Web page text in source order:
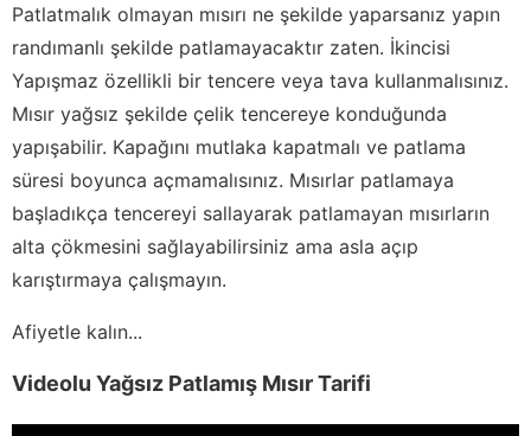
Patlatmalık olmayan mısırı ne şekilde yaparsanız yapın
randımanlı şekilde patlamayacaktır zaten. İkincisi
Yapışmaz özellikli bir tencere veya tava kullanmalısınız.
Mısır yağsız şekilde çelik tencereye konduğunda
yapışabilir. Kapağını mutlaka kapatmalı ve patlama
süresi boyunca açmamalısınız. Mısırlar patlamaya
başladıkça tencereyi sallayarak patlamayan mısırların
alta çökmesini sağlayabilirsiniz ama asla açıp
karıştırmaya çalışmayın.
Afiyetle kalın...
Videolu Yağsız Patlamış Mısır Tarifi